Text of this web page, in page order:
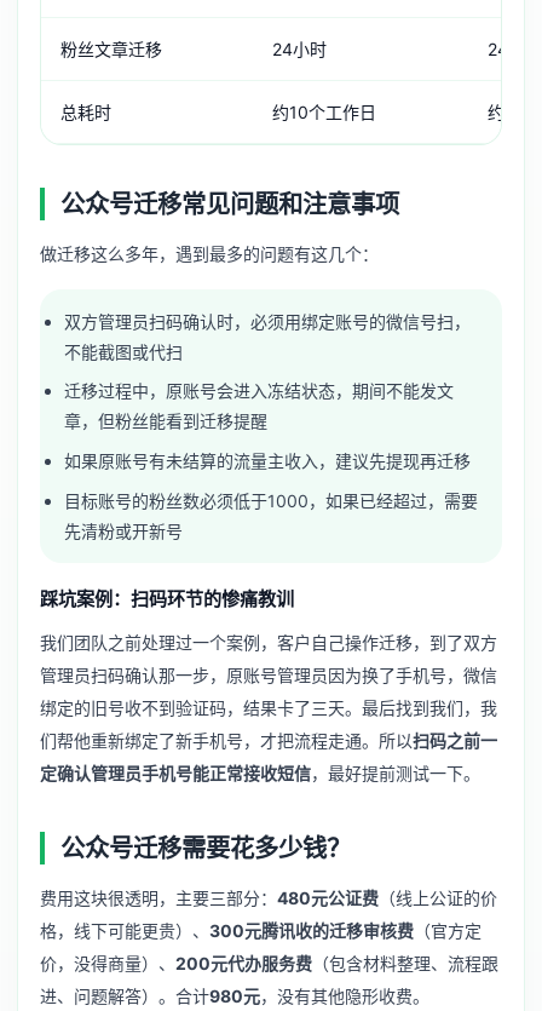
粉丝文章迁移 24小时 24小时
总耗时 约10个工作日 约2个
公众号迁移常见问题和注意事项
做迁移这么多年，遇到最多的问题有这几个：
双方管理员扫码确认时，必须用绑定账号的微信号扫，
不能截图或代扫
迁移过程中，原账号会进入冻结状态，期间不能发文
章，但粉丝能看到迁移提醒
如果原账号有未结算的流量主收入，建议先提现再迁移
目标账号的粉丝数必须低于1000，如果已经超过，需要
先清粉或开新号
踩坑案例：扫码环节的惨痛教训
我们团队之前处理过一个案例，客户自己操作迁移，到了双方
管理员扫码确认那一步，原账号管理员因为换了手机号，微信
绑定的旧号收不到验证码，结果卡了三天。最后找到我们，我
们帮他重新绑定了新手机号，才把流程走通。所以扫码之前一
定确认管理员手机号能正常接收短信，最好提前测试一下。
公众号迁移需要花多少钱？
费用这块很透明，主要三部分： 480元公证费 （线上公证的价
格，线下可能更贵）、 300元腾讯收的迁移审核费 （官方定
价，没得商量）、 200元代办服务费 （包含材料整理、流程跟
进、问题解答）。合计980元，没有其他隐形收费。